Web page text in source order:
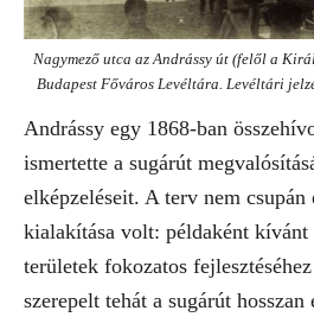
Nagymező utca az Andrássy út (felől a
Budapest Főváros Levéltára. Levéltári
Andrássy egy 1868-ban
ismertette a sugárút
elképzeléseit. A terv nem csupán
kialakítása volt: példaként kívánt
területek fokozatos
szerepelt tehát a sugárút